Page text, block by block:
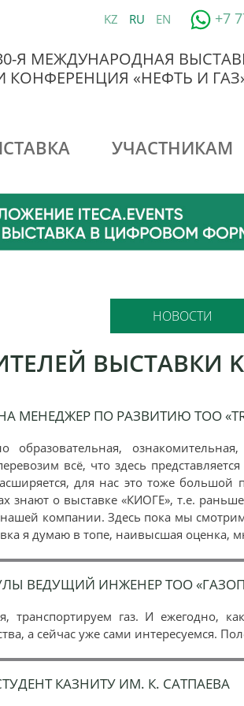
KZ RU EN +7
Я МЕЖДУНАРОДНАЯ
КОНФЕРЕНЦИЯ «НЕФТЬ И
УЧАСТНИКАМ
НОВОСТИ
ВЫСТАВКИ
ПО РАЗВИТИЮ ТОО
всё, что здесь
для нас это тоже большой
знают о выставке «КИОГЕ», т.е.
нашей компании. Здесь пока мы
я думаю в топе, наивысшая оценка,
ВЕДУЩИЙ ИНЖЕНЕР ТОО
транспортируем газ. И ежегодно,
а сейчас уже сами интересуемся.
КАЗНИТУ ИМ. К. САТПАЕВА